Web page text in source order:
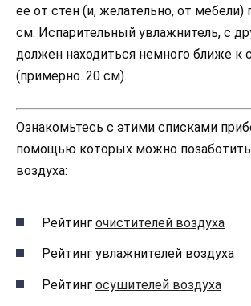
ее от стен (и, желательно, от мебели)
см. Испарительный увлажнитель, с
должен находиться немного ближе к
(примерно. 20 см).
Ознакомьтесь с этими списками
помощью которых можно
воздуха:
Рейтинг очистителей воздуха
Рейтинг увлажнителей воздуха
Рейтинг осушителей воздуха